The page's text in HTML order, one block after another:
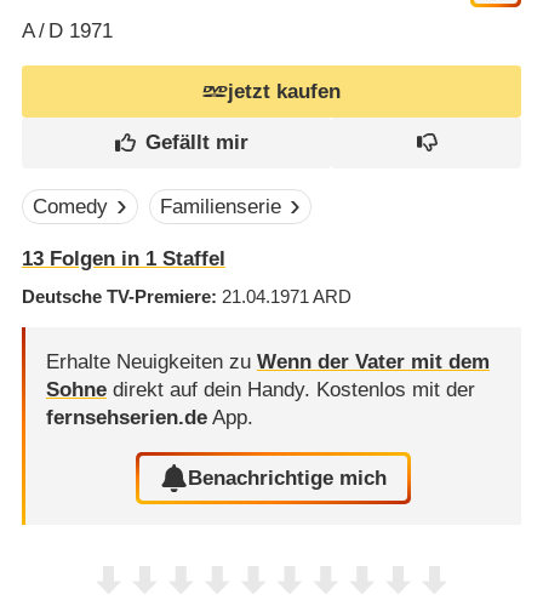
A/ D1971
jetzt kaufen
Comedy Familienserie
13Folgen in 1Staffel
Deutsche TV-Premiere 21.04.1971 ARD
Erhalte Neuigkeiten zu Wenn der Vater mit dem
Sohnedirekt auf dein Handy. Kostenlos mit der
fernsehserien.deApp.
Benachrichtige mich